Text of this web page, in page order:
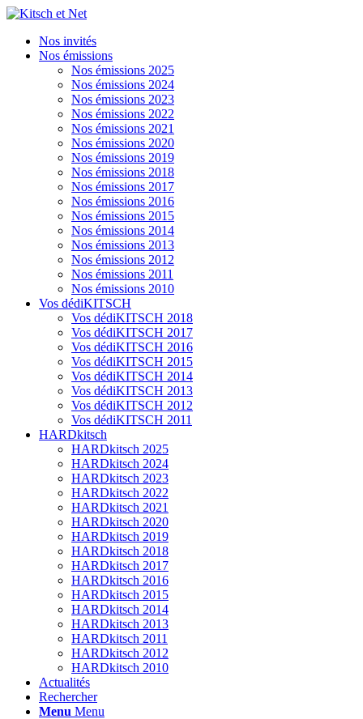
Nos invités
Nos émissions
Nos émissions 2025
Nos émissions 2024
Nos émissions 2023
Nos émissions 2022
Nos émissions 2021
Nos émissions 2020
Nos émissions 2019
Nos émissions 2018
Nos émissions 2017
Nos émissions 2016
Nos émissions 2015
Nos émissions 2014
Nos émissions 2013
Nos émissions 2012
Nos émissions 2011
Nos émissions 2010
Vos dédiKITSCH
Vos dédiKITSCH 2018
Vos dédiKITSCH 2017
Vos dédiKITSCH 2016
Vos dédiKITSCH 2015
Vos dédiKITSCH 2014
Vos dédiKITSCH 2013
Vos dédiKITSCH 2012
Vos dédiKITSCH 2011
HARDkitsch
HARDkitsch 2025
HARDkitsch 2024
HARDkitsch 2023
HARDkitsch 2022
HARDkitsch 2021
HARDkitsch 2020
HARDkitsch 2019
HARDkitsch 2018
HARDkitsch 2017
HARDkitsch 2016
HARDkitsch 2015
HARDkitsch 2014
HARDkitsch 2013
HARDkitsch 2011
HARDkitsch 2012
HARDkitsch 2010
Actualités
Rechercher
Menu Menu